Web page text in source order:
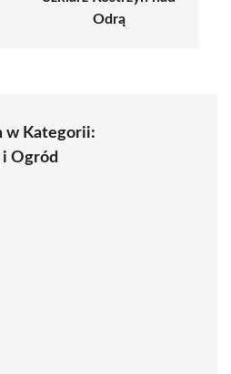
Odrą
w Kategorii:
Ogród